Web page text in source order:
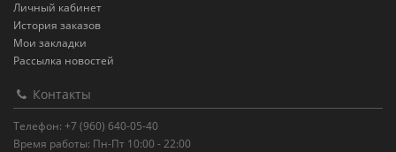
Личный кабинет
История заказов
Мои закладки
Рассылка новостей
Контакты
Телефон: +7 (960) 640-05-40
Время работы: Пн-Пт 10:00 - 22:00